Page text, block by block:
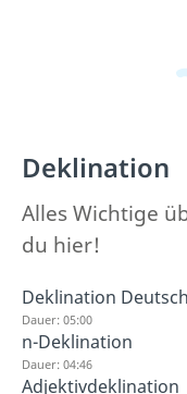
Deklination
Alles Wichtige
du hier!
Deklination Deutsch
Dauer: 05:00
n-Deklination
Dauer: 04:46
Adjektivdeklination